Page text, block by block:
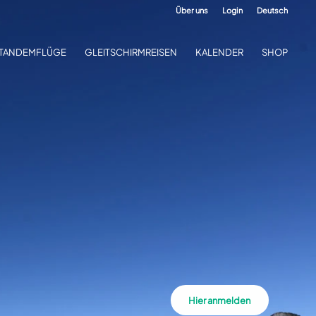
Hier anmelden
Über uns Login Deutsch
GLEITSCHIRMREISEN KALENDER SHOP